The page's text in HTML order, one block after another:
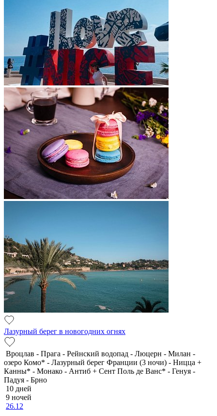
Лазурный берег в новогодних огнях
Вроцлав - Прага - Рейнский водопад - Люцерн - Милан -
озеро Комо* - Лазурный берег Франции (3 ночи) - Ницца +
Канны* - Монако - Антиб + Сент Поль де Ванс* - Генуя -
Падуя - Брно
10 дней
9 ночей
26.12